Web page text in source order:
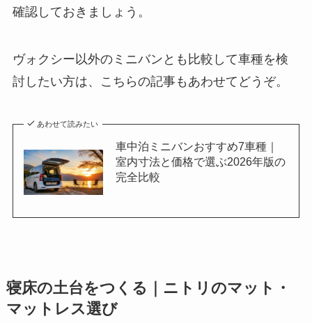
確認しておきましょう。
ヴォクシー以外のミニバンとも比較して車種を検
討したい方は、こちらの記事もあわせてどうぞ。
あわせて読みたい
車中泊ミニバンおすすめ7車種｜
室内寸法と価格で選ぶ2026年版の
完全比較
寝床の土台をつくる｜ニトリのマット・
マットレス選び